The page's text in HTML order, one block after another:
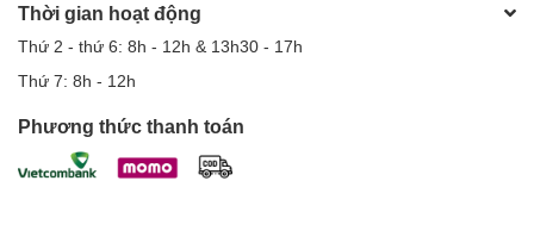
Thời gian hoạt động
Thứ 2 - thứ 6: 8h - 12h & 13h30 - 17h
Thứ 7: 8h - 12h
Phương thức thanh toán